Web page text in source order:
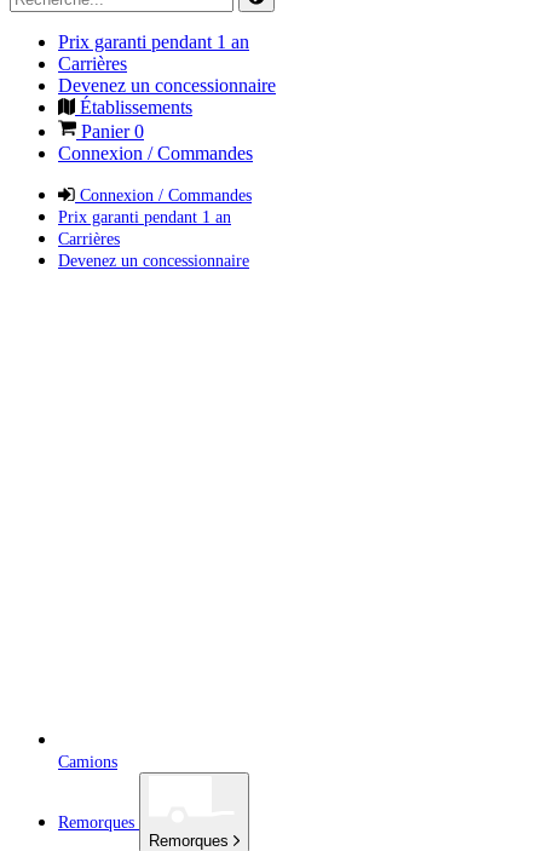
Prix garanti pendant 1 an
Carrières
Devenez un concessionnaire
Établissements
Panier0
Connexion / Commandes
Connexion / Commandes
Prix garanti pendant 1 an
Carrières
Devenez un concessionnaire
Camions
Remorques
Remorques